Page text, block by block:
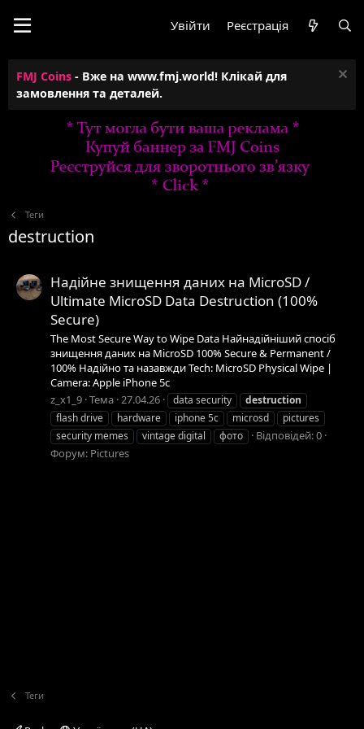
Увійти Реєстрація
FMJ Coins - Вже на www.fmj.world! Клікай для
замовлення та деталей.
Теги
destruction
Надійне знищення даних на MicroSD /
Ultimate MicroSD Data Destruction (100%
Secure)
The Most Secure Way to Wipe Data Найнадійніший спосіб
знищення даних на MicroSD 100% Secure & Permanent /
100% Надійно та назавжди Tech: MicroSD Physical Wipe |
Camera: Apple iPhone 5c
z_x1_9 Тема 27.04.26 data security
destruction
flash drive
hardware iphone 5c microsd
pictures
security memes
vintage digital фото
Відповідей: 0
Форум: Pictures
Теги